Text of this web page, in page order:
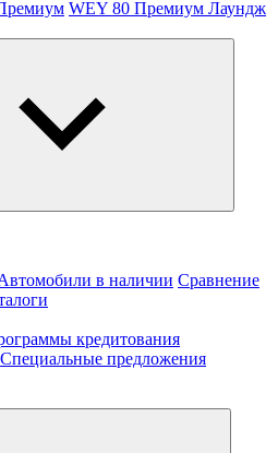
WEY 80 Премиум Лаундж
в наличии Сравнение
кредитования
Специальные предложения